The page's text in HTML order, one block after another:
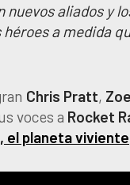
nuevos aliados y
a medida
Chris Pratt,
voces a Rocket
el planeta viviente